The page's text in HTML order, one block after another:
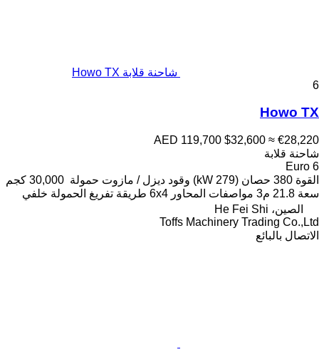
شاحنة قلابة Howo TX
6
Howo TX
AED 119,700 $32,600 ≈ €28,220
شاحنة قلابة
Euro 6
القوة 380 حصان (279 kW) وقود ديزل / مازوت حمولة 30,000 كجم
سعة 21.8 م3 مواصفات المحاور 6x4 طريقة تفريغ الحمولة خلفي
الصين، He Fei Shi
Toffs Machinery Trading Co.,Ltd
الاتصال بالبائع